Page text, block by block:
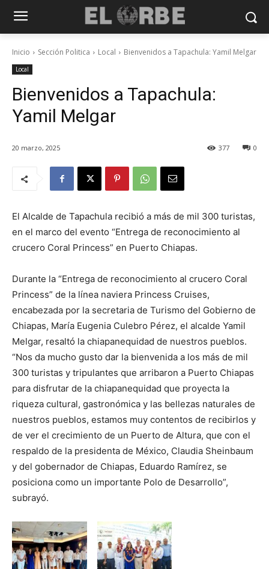
Inicio Sección Politica Local Bienvenidos a Tapachula: Yamil Melgar
Local
Bienvenidos a Tapachula:
Yamil Melgar
20 marzo, 2025 0
377
El Alcalde de Tapachula recibió a más de mil 300 turistas,
en el marco del evento “Entrega de reconocimiento al
crucero Coral Princess” en Puerto Chiapas.
Durante la “Entrega de reconocimiento al crucero Coral
Princess” de la línea naviera Princess Cruises,
encabezada por la secretaria de Turismo del Gobierno de
Chiapas, María Eugenia Culebro Pérez, el alcalde Yamil
Melgar, resaltó la chiapanequidad de nuestros pueblos.
“Nos da mucho gusto dar la bienvenida a los más de mil
300 turistas y tripulantes que arribaron a Puerto Chiapas
para disfrutar de la chiapanequidad que proyecta la
riqueza cultural, gastronómica y las bellezas naturales de
nuestros pueblos, estamos muy contentos de recibirlos y
de ver el crecimiento de un Puerto de Altura, que con el
respaldo de la presidenta de México, Claudia Sheinbaum
y del gobernador de Chiapas, Eduardo Ramírez, se
posiciona como un importante Polo de Desarrollo”,
subrayó.